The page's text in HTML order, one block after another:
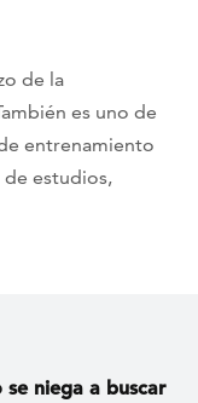
de la
es uno de
entrenamiento
de estudios,
niega a buscar